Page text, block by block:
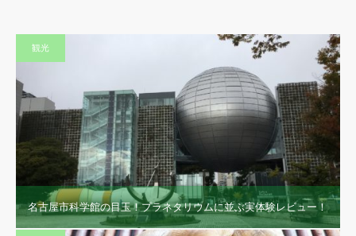
観光
名古屋市科学館の目玉！プラネタリウムに並ぶ実体験レビュー！